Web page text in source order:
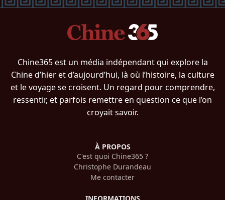
Chine365 est un média indépendant qui explore la
Chine d’hier et d’aujourd’hui, là où l’histoire, la culture
et le voyage se croisent. Un regard pour comprendre,
ressentir, et parfois remettre en question ce que l’on
croyait savoir.
À PROPOS
C'est quoi Chine365 ?
Christophe Durandeau
Me contacter